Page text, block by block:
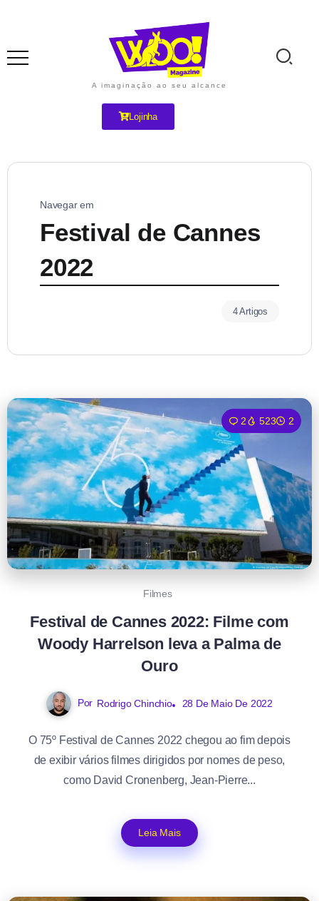
A imaginação ao seu alcance
Lojinha
Navegar em
Festival de Cannes
2022
4 Artigos
2 523 2
Filmes
Festival de Cannes 2022: Filme com
Woody Harrelson leva a Palma de
Ouro
Por Rodrigo Chinchio 28 De Maio De 2022
O 75º Festival de Cannes 2022 chegou ao fim depois
de exibir vários filmes dirigidos por nomes de peso,
como David Cronenberg, Jean-Pierre...
Leia Mais